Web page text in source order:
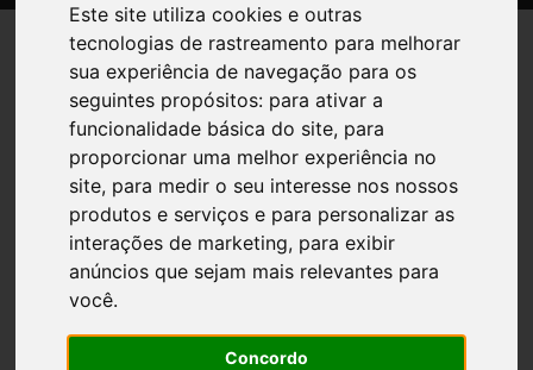
Este site utiliza cookies e outras
tecnologias de rastreamento para melhorar
sua experiência de navegação para os
seguintes propósitos: para ativar a
funcionalidade básica do site, para
proporcionar uma melhor experiência no
site, para medir o seu interesse nos nossos
produtos e serviços e para personalizar as
interações de marketing, para exibir
anúncios que sejam mais relevantes para
você.
Concordo